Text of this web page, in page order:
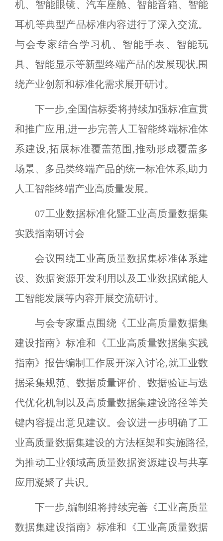
机、智能眼镜、汽车座舱、智能音箱、智能
耳机等典型产品标准内容进行了深入交流。
与会专家结合学习机、智能手表、智能玩
具、智能显示等新型终端产品的发展现状,围
绕产业创新和标准化需求展开研讨。
下一步,全国信标委将持续加强标准宣贯
和推广应用,进一步完善人工智能终端标准体
系建设,拓展标准覆盖范围,推动形成覆盖多
场景、多品类终端产品的统一标准体系,助力
人工智能终端产业高质量发展。
07工业数据标准化暨工业高质量数据集
实践指南研讨会
会议围绕工业高质量数据集标准体系建
设、数据资源开发利用以及工业数据赋能人
工智能发展等内容开展交流研讨。
与会专家重点围绕《工业高质量数据集
建设指南》标准和《工业高质量数据集实践
指南》报告编制工作展开深入讨论,就工业数
据采集规范、数据质量评价、数据验证与迭
代优化机制以及高质量数据集建设路径等关
键内容提出意见建议。会议进一步明确了工
业高质量数据集建设的方法框架和实施路径,
为推动工业领域高质量数据资源建设与共享
应用凝聚了共识。
下一步,编制组将持续完善《工业高质量
数据集建设指南》标准和《工业高质量数据